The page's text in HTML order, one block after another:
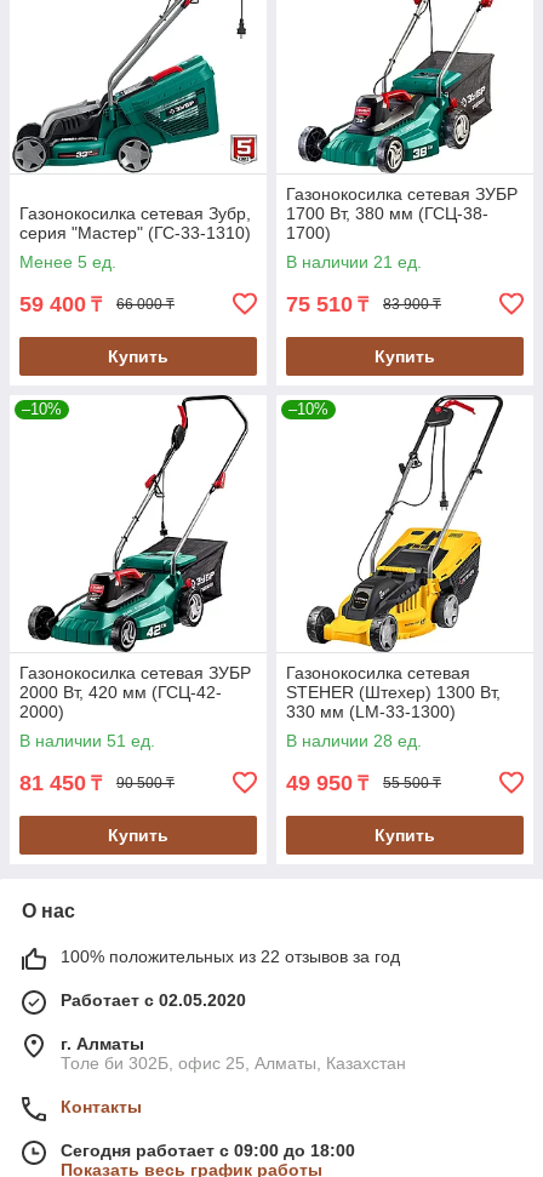
Газонокосилка сетевая Зубр,
серия "Мастер" (ГС-33-1310)
Менее 5 ед.
59 400 ₸ 66 000 ₸
Купить
Газонокосилка сетевая ЗУБР
1700 Вт, 380 мм (ГСЦ-38-
1700)
В наличии 21 ед.
75 510 ₸ 83 900 ₸
Купить
–10%
Газонокосилка сетевая ЗУБР
2000 Вт, 420 мм (ГСЦ-42-
2000)
В наличии 51 ед.
81 450 ₸ 90 500 ₸
Купить
–10%
Газонокосилка сетевая
STEHER (Штехер) 1300 Вт,
330 мм (LM-33-1300)
В наличии 28 ед.
49 950 ₸ 55 500 ₸
Купить
О нас
100% положительных из 22 отзывов за год
Работает с 02.05.2020
г. Алматы
Толе би 302Б, офис 25, Алматы, Казахстан
Контакты
Сегодня работает с 09:00 до 18:00
Показать весь график работы